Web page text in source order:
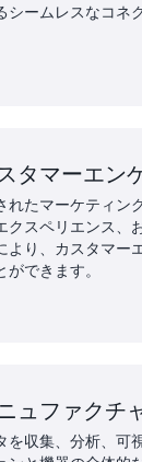
シームレスなコネ
タマーエン
れたマーケティン
クスペリエンス、
より、カスタマー
できます。
ュファクチ
を収集、分析、可